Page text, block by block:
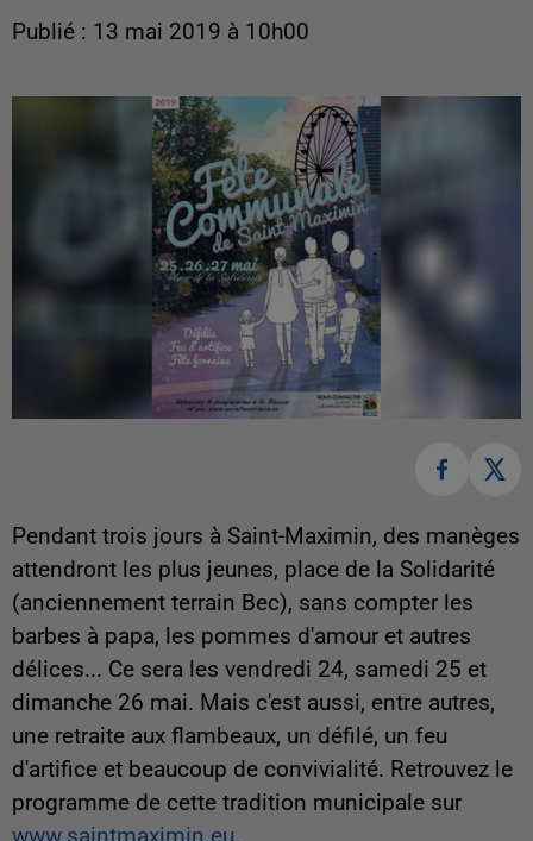
Publié : 13 mai 2019 à 10h00
Pendant trois jours à Saint-Maximin, des manèges
attendront les plus jeunes, place de la Solidarité
(anciennement terrain Bec), sans compter les
barbes à papa, les pommes d'amour et autres
délices... Ce sera les vendredi 24, samedi 25 et
dimanche 26 mai. Mais c'est aussi, entre autres,
une retraite aux flambeaux, un défilé, un feu
d'artifice et beaucoup de convivialité. Retrouvez le
programme de cette tradition municipale sur